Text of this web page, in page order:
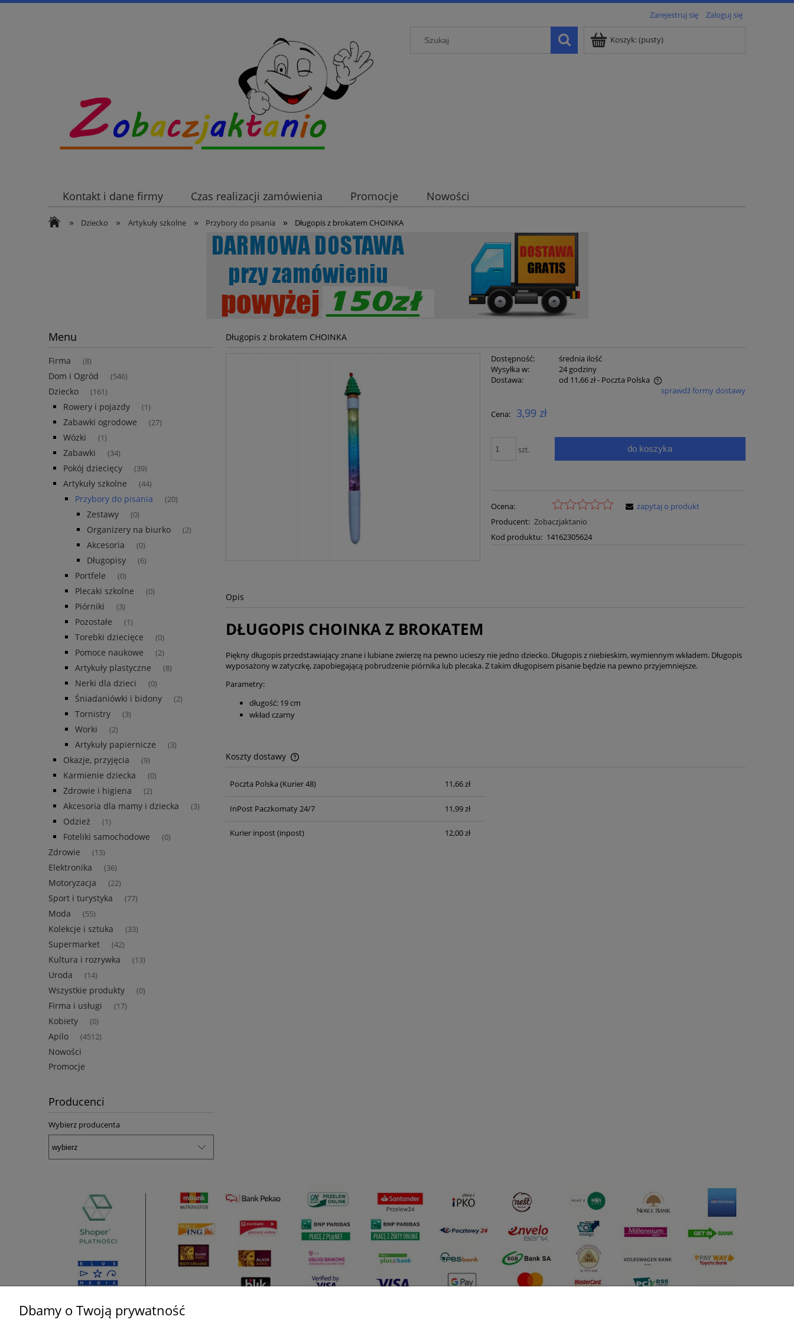
Zarejestruj się Zaloguj się
Koszyk:(pusty)
Kontakt i dane firmy Czas realizacji zamówienia Promocje Nowości
» Dziecko » Artykuły szkolne » Przybory do pisania » Długopis z brokatem CHOINKA
Menu
Firma (8)
Dom i Ogród (546)
Dziecko (161)
Rowery i pojazdy (1)
Zabawki ogrodowe (27)
Wózki (1)
Zabawki (34)
Pokój dziecięcy (39)
Artykuły szkolne (44)
Przybory do pisania (20)
Zestawy (0)
Organizery na biurko (2)
Akcesoria (0)
Długopisy (6)
Portfele (0)
Plecaki szkolne (0)
Piórniki (3)
Pozostałe (1)
Torebki dziecięce (0)
Pomoce naukowe (2)
Artykuły plastyczne (8)
Nerki dla dzieci (0)
Śniadaniówki i bidony (2)
Tornistry (3)
Worki (2)
Artykuły papiernicze (3)
Okazje, przyjęcia (9)
Karmienie dziecka (0)
Zdrowie i higiena (2)
Akcesoria dla mamy i dziecka (3)
Odzież (1)
Foteliki samochodowe (0)
Zdrowie (13)
Elektronika (36)
Motoryzacja (22)
Sport i turystyka (77)
Moda (55)
Kolekcje i sztuka (33)
Supermarket (42)
Kultura i rozrywka (13)
Uroda (14)
Wszystkie produkty (0)
Firma i usługi (17)
Kobiety (0)
Apilo (4512)
Nowości
Promocje
Producenci
Wybierz producenta
Długopis z brokatem CHOINKA
Dostępność:
średnia ilość
Wysyłka w:
24 godziny
Dostawa:
od 11,66 zł- Poczta Polska
płatności
sprawdź formy dostawy
Cena: 3,99 zł
szt. do koszyka
Ocena:
Producent: Zobaczjaktanio
Kod produktu: 14162305624
zapytaj o produkt
Opis
DŁUGOPIS CHOINKA Z BROKATEM
Piękny długopis przedstawiający znane i lubiane zwierzę na pewno ucieszy nie jedno dziecko. Długopis z niebieskim, wymiennym wkładem. Długopis
wyposażony w zatyczkę, zapobiegającą pobrudzenie piórnika lub plecaka. Z takim długopisem pisanie będzie na pewno przyjemniejsze.
Parametry:
długość: 19 cm
wkład czarny
Koszty dostawy
Cena nie zawiera ewentualnych kosztów
Poczta Polska (Kurier 48) 11,66 zł
InPost Paczkomaty 24/7 11,99 zł
Kurier inpost(inpost) 12,00 zł
Dbamy o Twoją prywatność